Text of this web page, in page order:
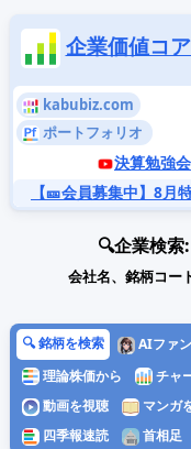
企業価値コ
kabubiz.com
ポートフォリオ
決算勉強
【🎫会員募集中】8月
🔍企業検索:
会社名、銘柄コー
🔍 銘柄を検索 AIファ
理論株価から
チャ
動画を視聴
マンガ
四季報速読
首相足